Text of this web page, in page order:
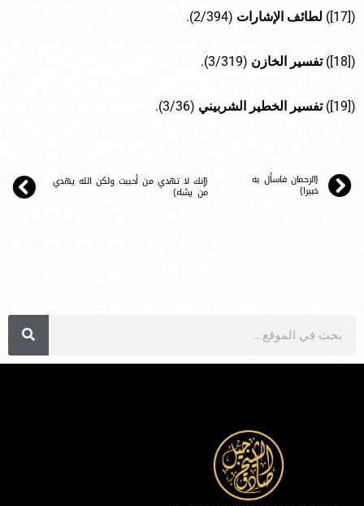
([17]) لطائف الإشارات (2/394).
([18]) تفسير الخازن (3/319).
([19]) تفسير الخطير الشربيني (3/36).
{الرحمان فاسأل به
خبيرا}
{إنك لا تهدي من أحببت ولكن الله يهدي
من يشاء}